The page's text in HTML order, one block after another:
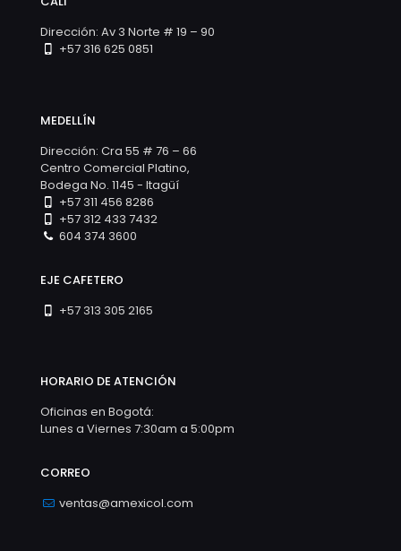
Dirección: Av 3 Norte # 19 – 90
+57 316 625 0851
MEDELLÍN
Dirección: Cra 55 # 76 – 66
Centro Comercial Platino,
Bodega No. 1145 - Itagüí
+57 311 456 8286
+57 312 433 7432
604 374 3600
EJE CAFETERO
+57 313 305 2165
HORARIO DE ATENCIÓN
Oficinas en Bogotá:
Lunes a Viernes 7:30am a 5:00pm
CORREO
ventas@amexicol.com